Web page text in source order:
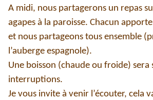
A midi, nous partagerons un repas
agapes à la paroisse. Chacun
et nous partageons tous ensemble
l’auberge espagnole).
Une boisson (chaude ou froide) sera
interruptions.
Je vous invite à venir l’écouter, cela